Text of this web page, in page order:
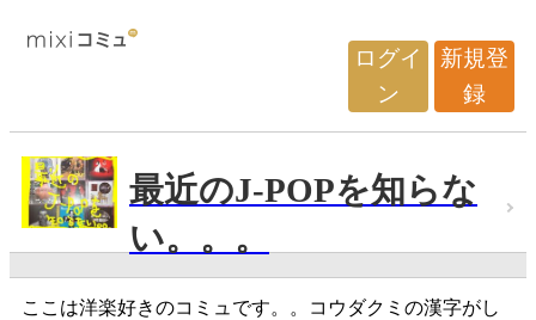
ログイ
ン
新規登
録
最近のJ-POPを知らな
い。。。
ここは洋楽好きのコミュです。。コウダクミの漢字がし